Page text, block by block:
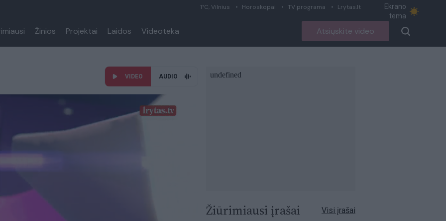
1°C, Vilnius Horoskopai TV programa Lrytas.lt
Ekrano
tema
Žinios Projektai Laidos Videoteka Atsiųskite video
VIDEO AUDIO
Žiūrimiausi įrašai Visi įrašai